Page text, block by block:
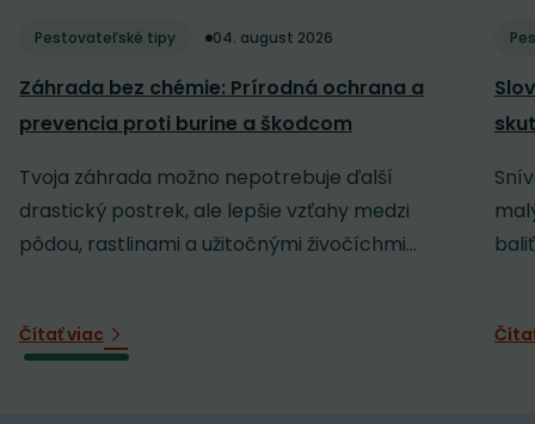
Pestovateľské tipy 04. august 2026
Záhrada bez chémie: Prírodná ochrana a
prevencia proti burine a škodcom
Tvoja záhrada možno nepotrebuje ďalší
drastický postrek, ale lepšie vzťahy medzi
pôdou, rastlinami a užitočnými živočíchmi...
Čítať viac